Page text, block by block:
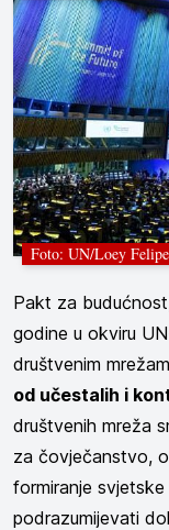
Foto: UN/Loey Felipe
Pakt za
godine u okviru
društvenim
od učestalih i
društvenih mreža
za čovječanstvo,
formiranje
podrazumijevati